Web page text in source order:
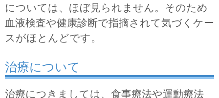
については、ほぼ見られません。そのため
血液検査や健康診断で指摘されて気づくケー
スがほとんどです。
治療について
治療につきましては、食事療法や運動療法